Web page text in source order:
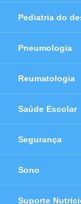
Pediatria do
Pneumologia
Reumatologia
Saúde Escolar
Segurança
Sono
Suporte